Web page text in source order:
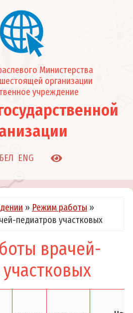
Министерства
организации
учреждение
БЕЛ ENG
педиатров участковых
специалистов и кабинетов
» Режим работы »
педиатров участковых
врачей-